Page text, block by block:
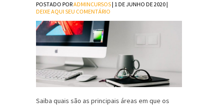
POSTADO PORADMINCURSOS| 1 DE JUNHO DE 2020 |
DEIXE AQUI SEU COMENTÁRIO
Saiba quais são as principais áreas em que os